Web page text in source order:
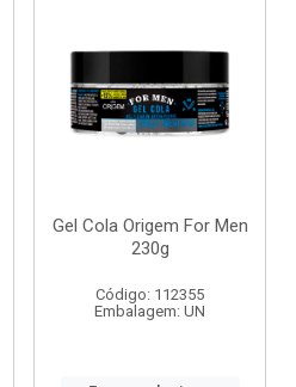
Gel Cola Origem For Men
230g
Código: 112355
Embalagem: UN